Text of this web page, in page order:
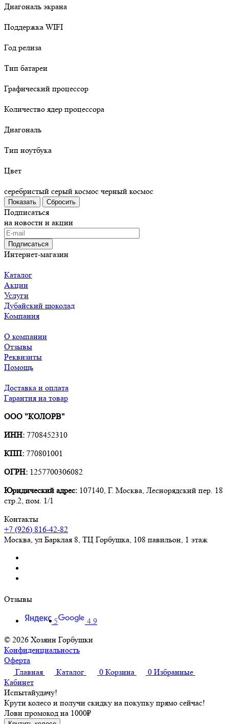
Диагональ экрана
Поддержка WIFI
Год релиза
Тип батареи
Графический процессор
Количество ядер процессора
Диагональ
Тип ноутбука
Цвет
серебристый серый космос черный космос
Сбросить
Подписаться
на новости и акции
Подписаться
Интернет-магазин
Каталог
Акции
Услуги
Дубайский шоколад
Компания
О компании
Отзывы
Реквизиты
Помощь
Доставка и оплата
Гарантия на товар
ООО "КОЛОРВ"
ИНН: 7708452310
КПП: 770801001
ОГРН: 1257700306082
Юридический адрес: 107140, Г. Москва, Леснорядский пер. 18
стр.2, пом. 1/1
Контакты
+7 (926) 816-42-82
Москва, ул Барклая 8, ТЦ Горбушка, 108 павильон, 1 этаж
Отзывы
5
4.9
© 2026 Хозяин Горбушки
Конфиденциальность
Оферта
Главная
Каталог 0 Корзина 0 Избранные
Кабинет
Испытайудачу!
Крути колесо и получи скидку на покупку прямо сейчас!
Лови промокод на 1000₽